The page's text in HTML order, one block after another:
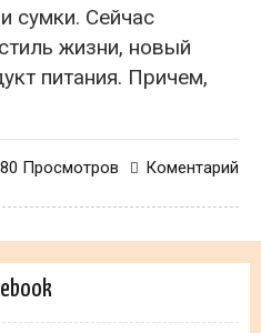
сумки. Сейчас
жизни, новый
питания. Причем,
Коментарий
Просмотров